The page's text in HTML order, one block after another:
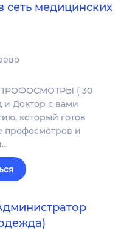
сеть медицинских
ПРОФОСМОТРЫ ( 30
Доктор с вами
который готов
профосмотров и